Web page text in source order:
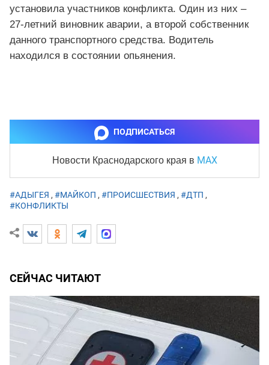
установила участников конфликта. Один из них –
27-летний виновник аварии, а второй собственник
данного транспортного средства. Водитель
находился в состоянии опьянения.
ПОДПИСАТЬСЯ
Новости Краснодарского края в MAX
#АДЫГЕЯ , #МАЙКОП , #ПРОИСШЕСТВИЯ , #ДТП ,
#КОНФЛИКТЫ
СЕЙЧАС ЧИТАЮТ